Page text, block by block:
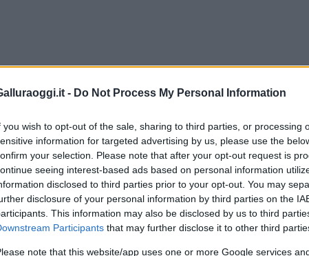
- Do Not Process My Personal Information
you wish to opt-out of the sale, sharing to third parties, or processing
information for targeted advertising by us, please use the
your selection. Please note that after your opt-out request is
seeing interest-based ads based on personal information
disclosed to third parties prior to your opt-out. You may
disclosure of your personal information by third parties on the
This information may also be disclosed by us to third
Participants that may further disclose it to other third
note that this website/app uses one or more Google services